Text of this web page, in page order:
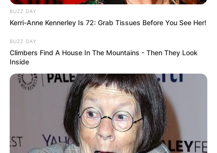
BUZZ DAY
Kerri-Anne Kennerley Is 72: Grab Tissues Before You See Her!
BUZZ DAY
Climbers Find A House In The Mountains - Then They Look
Inside